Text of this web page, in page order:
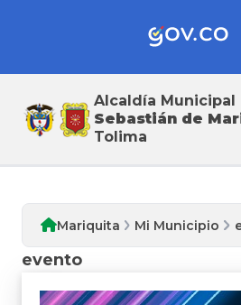
Alcaldía Municipal
Sebastián de
Tolima
Mi Municipio
Mariquita Mi Municipio
evento